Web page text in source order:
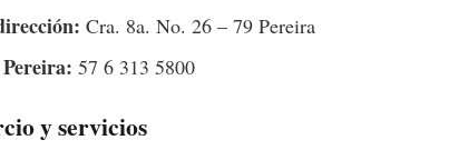
Cra. 8a. No. 26 – 79 Pereira
57 6 313 5800
y servicios